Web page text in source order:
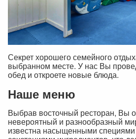
Секрет хорошего семейного
выбранном месте. У нас Вы
обед и откроете новые блюда.
Наше меню
Выбрав восточный ресторан, Вы
невероятный и разнообразный
известна насыщенными